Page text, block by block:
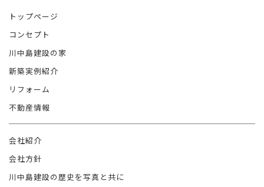
トップページ
コンセプト
川中島建設の家
新築実例紹介
リフォーム
不動産情報
会社紹介
会社方針
川中島建設の歴史を写真と共に